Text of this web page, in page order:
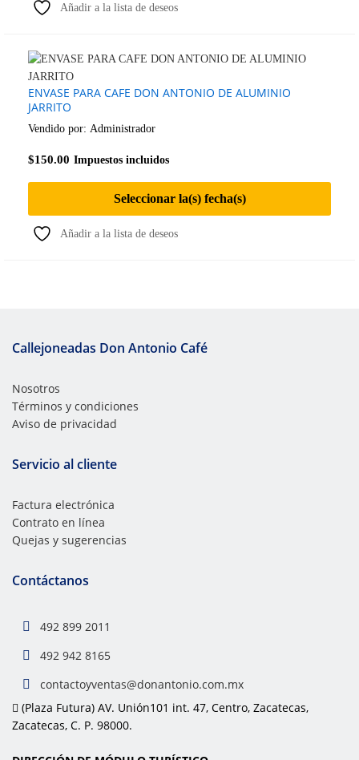
Añadir a la lista de deseos
ENVASE PARA CAFE DON ANTONIO DE ALUMINIO
JARRITO
Vendido por: Administrador
$150.00 Impuestos incluidos
Seleccionar la(s) fecha(s)
Añadir a la lista de deseos
Callejoneadas Don Antonio Café
Nosotros
Términos y condiciones
Aviso de privacidad
Servicio al cliente
Factura electrónica
Contrato en línea
Quejas y sugerencias
Contáctanos
492 899 2011
492 942 8165
contactoyventas@donantonio.com.mx
(Plaza Futura) AV. Unión101 int. 47, Centro, Zacatecas,
Zacatecas, C. P. 98000.